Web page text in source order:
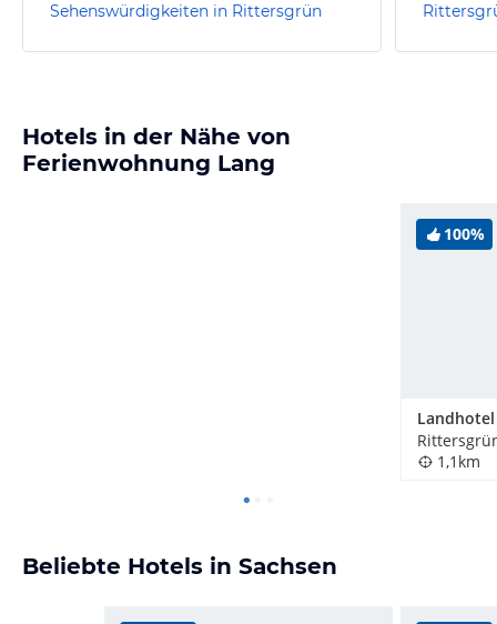
Sehenswürdigkeiten in Rittersgrün
Hotels in der Nähe von
Ferienwohnung Lang
100%
1,1km
Beliebte Hotels in Sachsen